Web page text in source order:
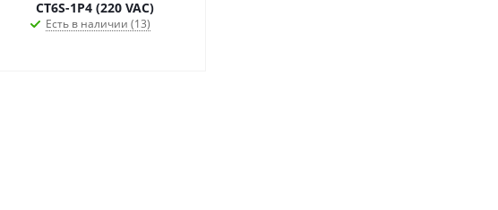
CT6S-1P4 (220 VAC)
Есть в наличии (13)